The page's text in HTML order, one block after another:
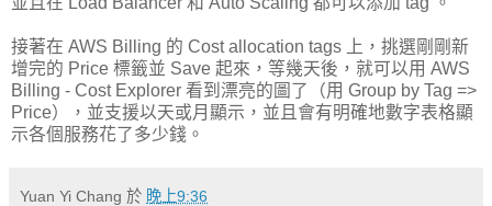
接著在 AWS Billing 的 Cost allocation tags 上，挑選剛剛新
增完的 Price 標籤並 Save 起來，等幾天後，就可以用 AWS
Billing - Cost Explorer 看到漂亮的圖了（用 Group by Tag =>
Price），並支援以天或月顯示，並且會有明確地數字表格顯
示各個服務花了多少錢。
Yuan Yi Chang 於 晚上9:36